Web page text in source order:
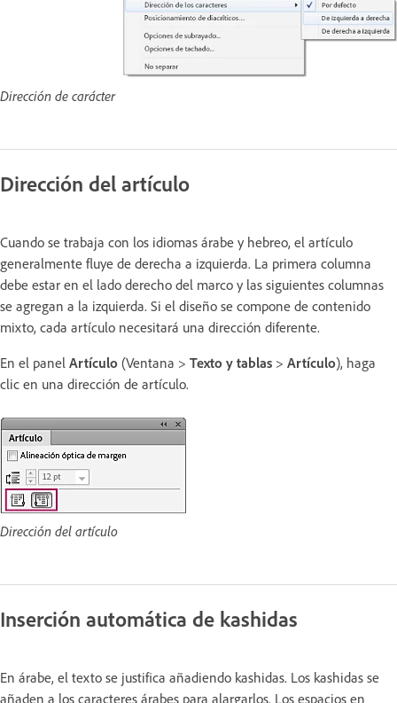
Dirección de carácter
Dirección del artículo
Cuando se trabaja con los idiomas árabe y hebreo, el artículo
generalmente fluye de derecha a izquierda. La primera columna
debe estar en el lado derecho del marco y las siguientes columnas
se agregan a la izquierda. Si el diseño se compone de contenido
mixto, cada artículo necesitará una dirección diferente.
En el panel Artículo (Ventana > Texto y tablas > Artículo), haga
clic en una dirección de artículo.
Dirección del artículo
Inserción automática de kashidas
En árabe, el texto se justifica añadiendo kashidas. Los kashidas se
añaden a los caracteres árabes para alargarlos. Los espacios en